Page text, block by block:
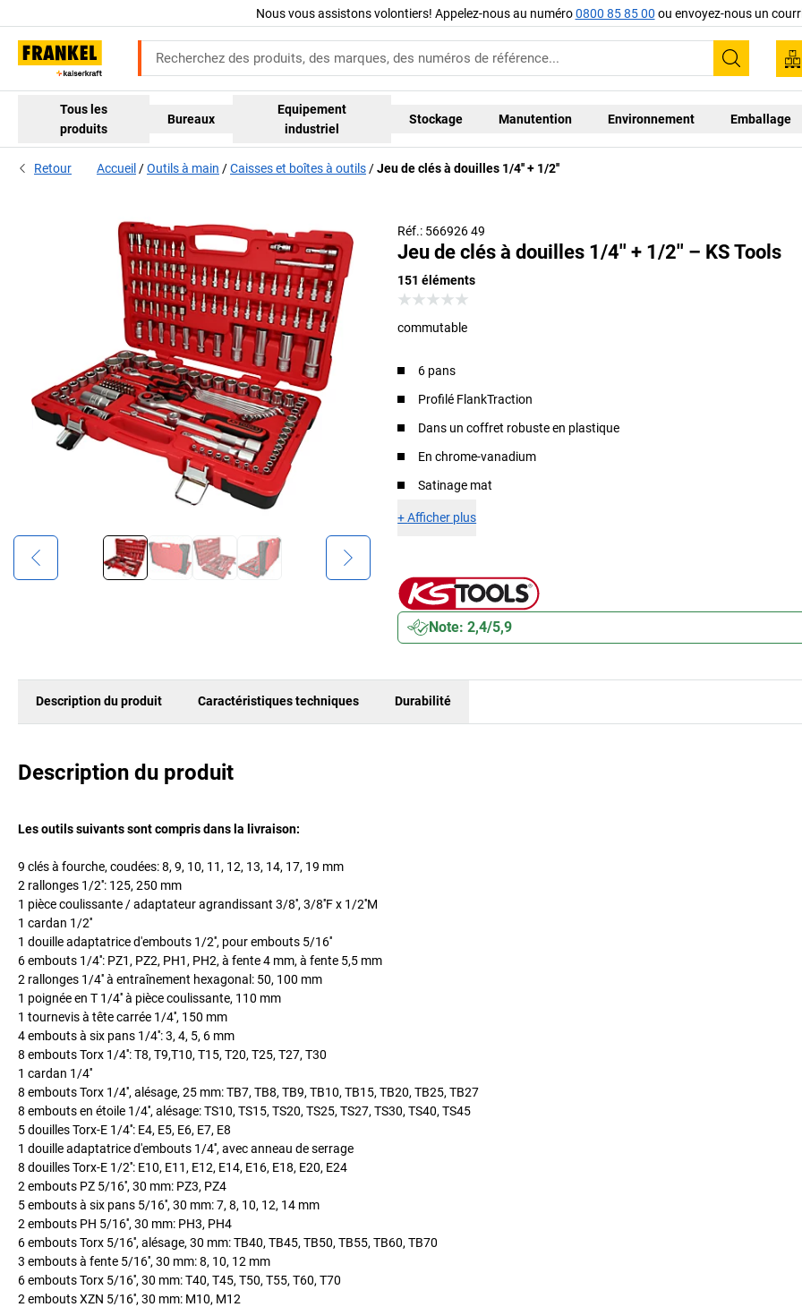
Nous vous assistons volontiers! Appelez-nous au numéro0800 85 85 00 ou envoyez-nous un
Tous les
produits
Bureaux
Equipement
industriel
Stockage Manutention Environnement Emballage
Retour Accueil Outils à main Caisses et boîtes à outils Jeu de clés à douilles 1/4'' + 1/2''
Réf.: 566926 49
Jeu de clés à douilles 1/4'' + 1/2'' – KS Tools
151 éléments
commutable
6 pans
Profilé FlankTraction
Dans un coffret robuste en plastique
En chrome-vanadium
Satinage mat
+Afficher plus
Note: 2,4/5,9
Description du produit Caractéristiques techniques Durabilité
Description du produit
Les outils suivants sont compris dans la livraison:
9 clés à fourche, coudées: 8, 9, 10, 11, 12, 13, 14, 17, 19 mm
2 rallonges 1/2'': 125, 250 mm
1 pièce coulissante / adaptateur agrandissant 3/8'', 3/8''F x 1/2''M
1 cardan 1/2''
1 douille adaptatrice d'embouts 1/2'', pour embouts 5/16''
6 embouts 1/4'': PZ1, PZ2, PH1, PH2, à fente 4 mm, à fente 5,5 mm
2 rallonges 1/4'' à entraînement hexagonal: 50, 100 mm
1 poignée en T 1/4'' à pièce coulissante, 110 mm
1 tournevis à tête carrée 1/4'', 150 mm
4 embouts à six pans 1/4'': 3, 4, 5, 6 mm
8 embouts Torx 1/4'': T8, T9,T10, T15, T20, T25, T27, T30
1 cardan 1/4''
8 embouts Torx 1/4'', alésage, 25 mm: TB7, TB8, TB9, TB10, TB15, TB20, TB25, TB27
8 embouts en étoile 1/4'', alésage: TS10, TS15, TS20, TS25, TS27, TS30, TS40, TS45
5 douilles Torx-E 1/4'': E4, E5, E6, E7, E8
1 douille adaptatrice d'embouts 1/4'', avec anneau de serrage
8 douilles Torx-E 1/2'': E10, E11, E12, E14, E16, E18, E20, E24
2 embouts PZ 5/16'', 30 mm: PZ3, PZ4
5 embouts à six pans 5/16'', 30 mm: 7, 8, 10, 12, 14 mm
2 embouts PH 5/16'', 30 mm: PH3, PH4
6 embouts Torx 5/16'', alésage, 30 mm: TB40, TB45, TB50, TB55, TB60, TB70
3 embouts à fente 5/16'', 30 mm: 8, 10, 12 mm
6 embouts Torx 5/16'', 30 mm: T40, T45, T50, T55, T60, T70
2 embouts XZN 5/16'', 30 mm: M10, M12